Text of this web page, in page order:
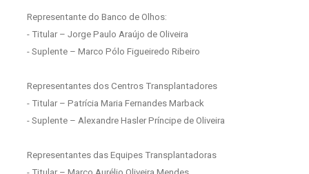
Representante do Banco de Olhos:
- Titular – Jorge Paulo Araújo de Oliveira
- Suplente – Marco Pólo Figueiredo Ribeiro
Representantes dos Centros Transplantadores
- Titular – Patrícia Maria Fernandes Marback
- Suplente – Alexandre Hasler Príncipe de Oliveira
Representantes das Equipes Transplantadoras
- Titular – Marco Aurélio Oliveira Mendes